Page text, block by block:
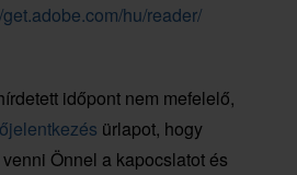
get.adobe.com/hu/reader/
időpont nem mefelelő,
ürlapot, hogy
Önnel a kapocslatot és